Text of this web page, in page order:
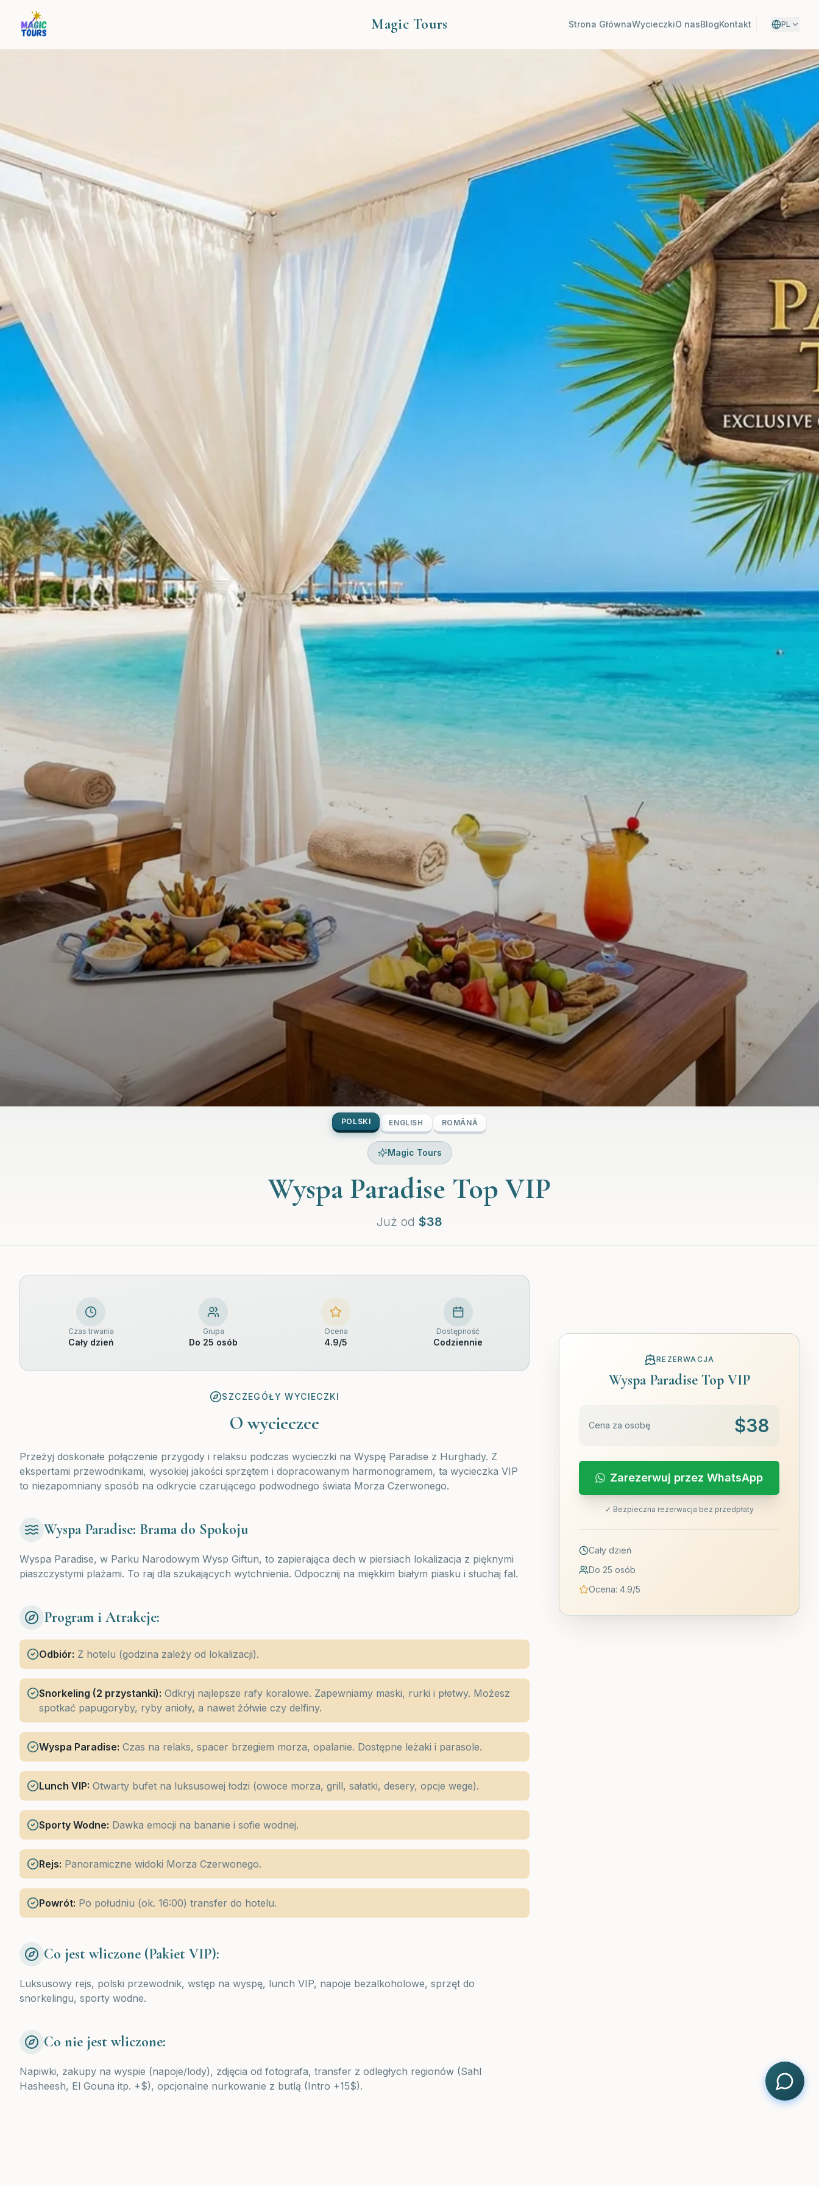
Magic Tours Strona GłównaWycieczkiO nasBlogKontakt PL
POLSKI ENGLISH ROMÂNĂ
Magic Tours
Wyspa Paradise Top VIP
Już od $38
Czas trwania
Cały dzień
Grupa
Do 25 osób
Ocena
4.9/5
Dostępność
Codziennie
SZCZEGÓŁY WYCIECZKI
O wycieczce
Przeżyj doskonałe połączenie przygody i relaksu podczas wycieczki na Wyspę Paradise z Hurghady. Z
ekspertami przewodnikami, wysokiej jakości sprzętem i dopracowanym harmonogramem, ta wycieczka VIP
to niezapomniany sposób na odkrycie czarującego podwodnego świata Morza Czerwonego.
Wyspa Paradise: Brama do Spokoju
Wyspa Paradise, w Parku Narodowym Wysp Giftun, to zapierająca dech w piersiach lokalizacja z pięknymi
piaszczystymi plażami. To raj dla szukających wytchnienia. Odpocznij na miękkim białym piasku i słuchaj fal.
Program i Atrakcje:
Odbiór: Z hotelu (godzina zależy od lokalizacji).
Snorkeling (2 przystanki): Odkryj najlepsze rafy koralowe. Zapewniamy maski, rurki i płetwy. Możesz
spotkać papugoryby, ryby anioły, a nawet żółwie czy delfiny.
Wyspa Paradise: Czas na relaks, spacer brzegiem morza, opalanie. Dostępne leżaki i parasole.
Lunch VIP: Otwarty bufet na luksusowej łodzi (owoce morza, grill, sałatki, desery, opcje wege).
Sporty Wodne: Dawka emocji na bananie i sofie wodnej.
Rejs: Panoramiczne widoki Morza Czerwonego.
Powrót: Po południu (ok. 16:00) transfer do hotelu.
Co jest wliczone (Pakiet VIP):
Luksusowy rejs, polski przewodnik, wstęp na wyspę, lunch VIP, napoje bezalkoholowe, sprzęt do
snorkelingu, sporty wodne.
Co nie jest wliczone:
Napiwki, zakupy na wyspie (napoje/lody), zdjęcia od fotografa, transfer z odległych regionów (Sahl
Hasheesh, El Gouna itp. +$), opcjonalne nurkowanie z butlą (Intro +15$).
REZERWACJA
Wyspa Paradise Top VIP
Cena za osobę $38
Zarezerwuj przez WhatsApp
✓ Bezpieczna rezerwacja bez przedpłaty
Cały dzień
Do 25 osób
Ocena:4.9/5